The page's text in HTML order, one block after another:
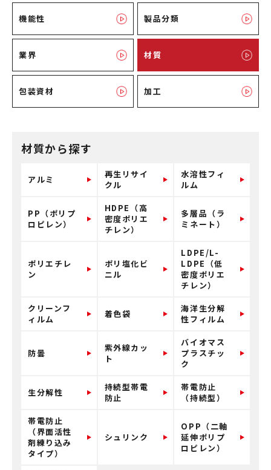
機能性 製品分類
業界 材質
包装資材 加工
材質から探す
アルミ
再生リサイ
クル
水溶性フィ
ルム
PP（ポリプ
ロピレン）
HDPE（高
密度ポリエ
チレン）
多層品（ラ
ミネート）
ポリエチレ
ン
ポリ塩化ビ
ニル
LDPE/L-
LDPE（低
密度ポリエ
チレン）
クリーンフ
ィルム
着色袋
海洋生分解
性フィルム
防曇
紫外線カッ
ト
バイオマス
プラスチッ
ク
生分解性
持続型帯電
防止
帯電防止
（持続型）
帯電防止
（界面活性
剤練り込み
タイプ）
シュリンク
OPP（二軸
延伸ポリプ
ロピレン）